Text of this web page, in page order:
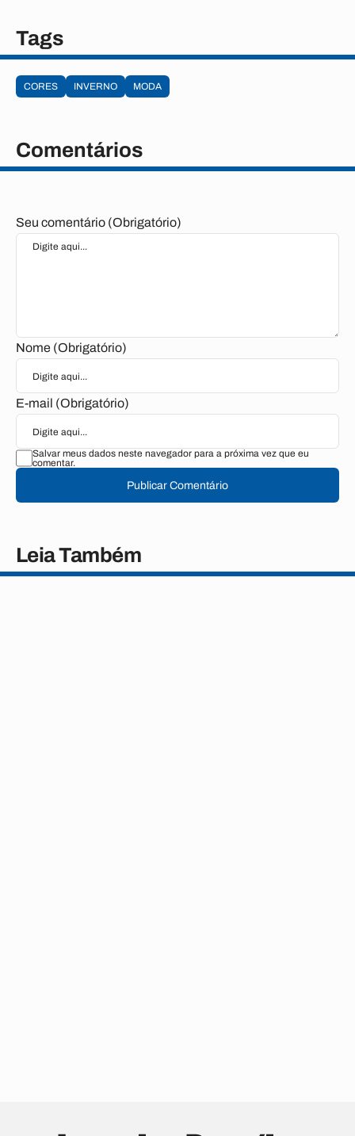
Tags
CORES INVERNO MODA
Comentários
Seu comentário (Obrigatório)
Nome (Obrigatório)
E-mail (Obrigatório)
Salvar meus dados neste navegador para a próxima vez que eu
comentar.
Publicar Comentário
Leia Também